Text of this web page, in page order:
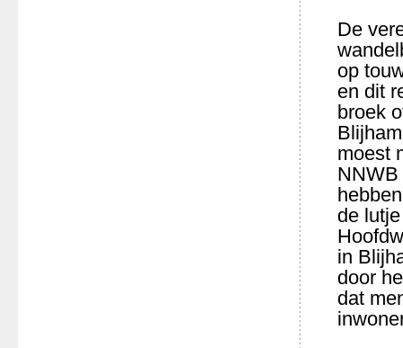
De
op
en dit
broek
moest
NNWB
de
in
door
dat